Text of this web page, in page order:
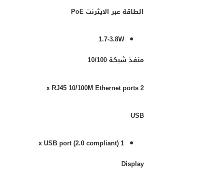
الطاقة عبر الايثرنت PoE
1.7-3.8W
منفذ شبكة 10/100
2 x RJ45 10/100M Ethernet ports
USB
1 x USB port (2.0 compliant)
Display